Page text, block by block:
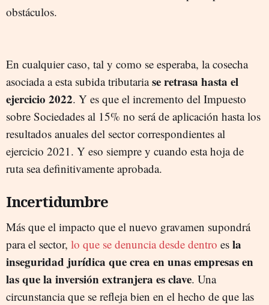
obstáculos.
En cualquier caso, tal y como se esperaba, la cosecha
asociada a esta subida tributariase retrasa hasta el
ejercicio 2022. Y es que el incremento del Impuesto
sobre Sociedades al 15% no será de aplicación hasta los
resultados anuales del sector correspondientes al
ejercicio 2021. Y eso siempre y cuando esta hoja de
ruta sea definitivamente aprobada.
Incertidumbre
Más que el impacto que el nuevo gravamen supondrá
para el sector, lo que se denuncia desde dentro es la
inseguridad jurídica que crea en unas empresas en
las que la inversión extranjera es clave. Una
circunstancia que se refleja bien en el hecho de que las